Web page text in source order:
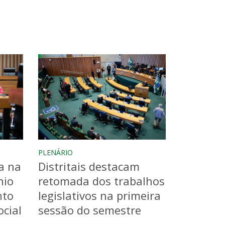
na
PLENÁRIO
Distritais destacam
retomada dos trabalhos
legislativos na primeira
sessão do semestre